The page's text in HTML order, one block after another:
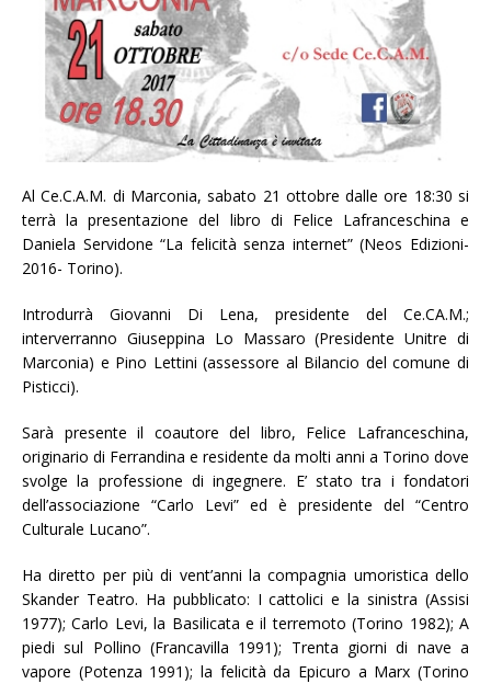
Al Ce.C.A.M. di Marconia, sabato 21 ottobre dalle ore 18:30 si
terrà la presentazione del libro di Felice Lafranceschina e
Daniela Servidone “La felicità senza internet” (Neos Edizioni-
2016- Torino).
Introdurrà Giovanni Di Lena, presidente del Ce.CA.M.;
interverranno Giuseppina Lo Massaro (Presidente Unitre di
Marconia) e Pino Lettini (assessore al Bilancio del comune di
Pisticci).
Sarà presente il coautore del libro, Felice Lafranceschina,
originario di Ferrandina e residente da molti anni a Torino dove
svolge la professione di ingegnere. E’ stato tra i fondatori
dell’associazione “Carlo Levi” ed è presidente del “Centro
Culturale Lucano”.
Ha diretto per più di vent’anni la compagnia umoristica dello
Skander Teatro. Ha pubblicato: I cattolici e la sinistra (Assisi
1977); Carlo Levi, la Basilicata e il terremoto (Torino 1982); A
piedi sul Pollino (Francavilla 1991); Trenta giorni di nave a
vapore (Potenza 1991); la felicità da Epicuro a Marx (Torino